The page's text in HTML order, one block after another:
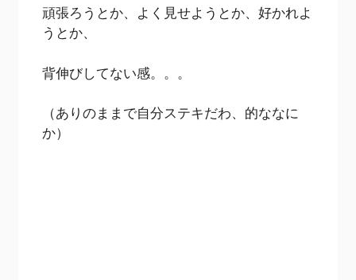
頑張ろうとか、よく見せようとか、好かれよ
うとか、
背伸びしてない感。。。
（ありのままで自分ステキだわ、的ななに
か）